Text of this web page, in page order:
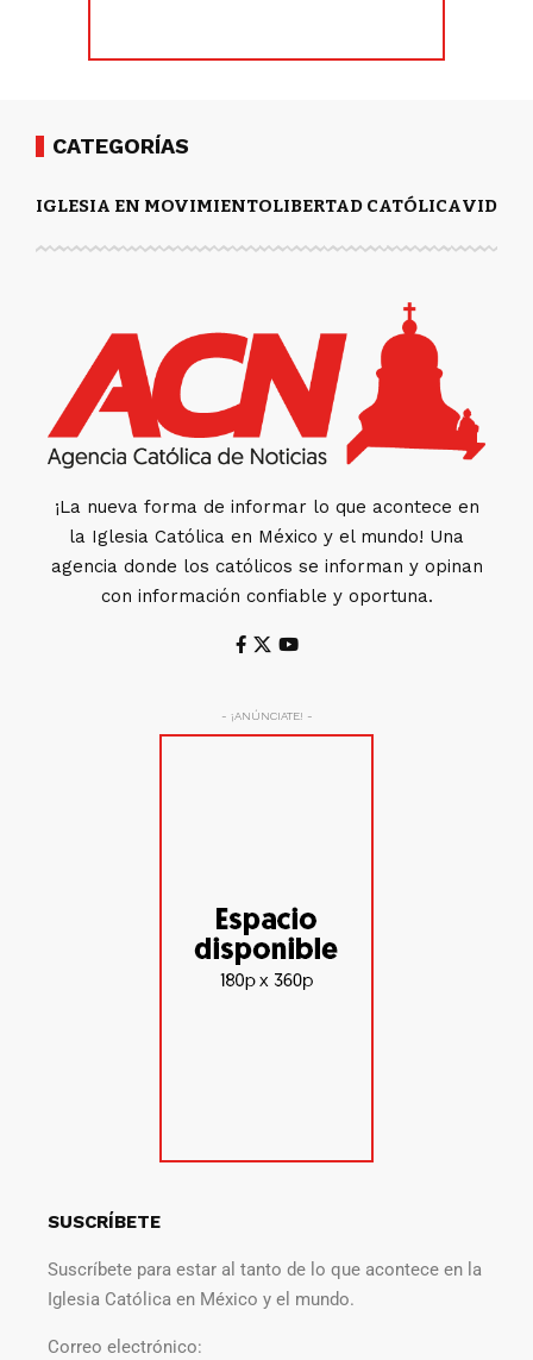
CATEGORÍAS
IGLESIA EN MOVIMIENTOLIBERTAD CATÓLICAVIDA
¡La nueva forma de informar lo que acontece en
la Iglesia Católica en México y el mundo! Una
agencia donde los católicos se informan y opinan
con información confiable y oportuna.
- ¡ANÚNCIATE! -
SUSCRÍBETE
Suscríbete para estar al tanto de lo que acontece en la
Iglesia Católica en México y el mundo.
Correo electrónico: